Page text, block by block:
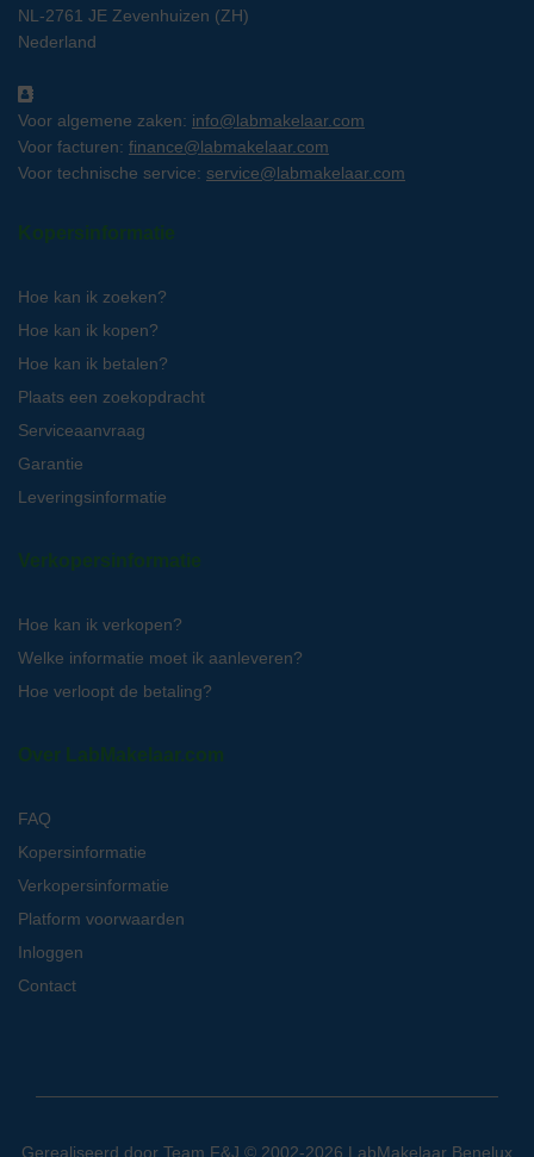
NL-2761 JE Zevenhuizen (ZH)
Nederland
Voor algemene zaken: info@labmakelaar.com
Voor facturen: finance@labmakelaar.com
Voor technische service: service@labmakelaar.com
Kopersinformatie
Hoe kan ik zoeken?
Hoe kan ik kopen?
Hoe kan ik betalen?
Plaats een zoekopdracht
Serviceaanvraag
Garantie
Leveringsinformatie
Verkopersinformatie
Hoe kan ik verkopen?
Welke informatie moet ik aanleveren?
Hoe verloopt de betaling?
Over LabMakelaar.com
FAQ
Kopersinformatie
Verkopersinformatie
Platform voorwaarden
Inloggen
Contact
Gerealiseerd door Team F&J © 2002-2026 LabMakelaar Benelux